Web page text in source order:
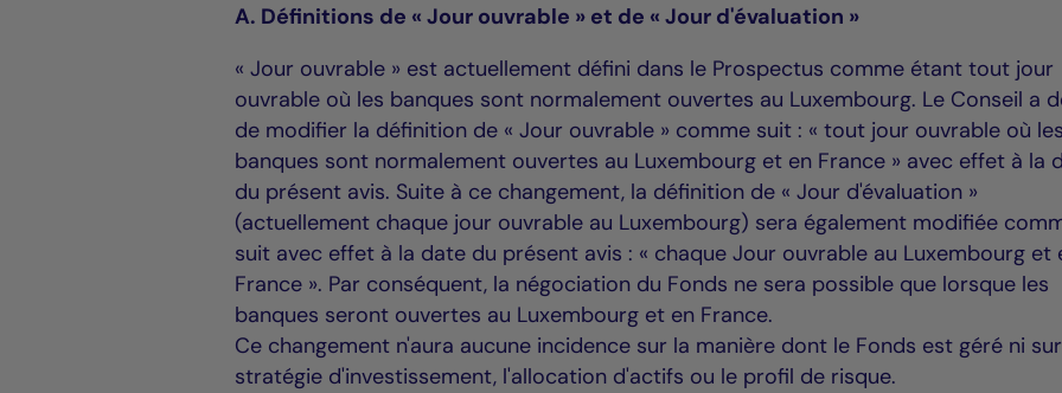
A. Définitions de « Jour ouvrable » et de « Jour d'évaluation »
« Jour ouvrable » est actuellement défini dans le Prospectus comme étant tout jour
ouvrable où les banques sont normalement ouvertes au Luxembourg. Le Conseil a
de modifier la définition de « Jour ouvrable » comme suit : « tout jour ouvrable où les
banques sont normalement ouvertes au Luxembourg et en France » avec effet à la
du présent avis. Suite à ce changement, la définition de « Jour d'évaluation »
(actuellement chaque jour ouvrable au Luxembourg) sera également modifiée
suit avec effet à la date du présent avis : « chaque Jour ouvrable au Luxembourg et
France ». Par conséquent, la négociation du Fonds ne sera possible que lorsque les
banques seront ouvertes au Luxembourg et en France.
Ce changement n'aura aucune incidence sur la manière dont le Fonds est géré ni
stratégie d'investissement, l'allocation d'actifs ou le profil de risque.